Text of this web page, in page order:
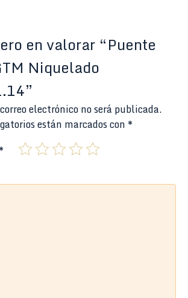
en valorar “Puente
Niquelado
electrónico no será publicada.
están marcados con *
*